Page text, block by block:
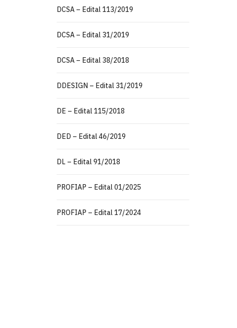
DCSA – Edital 113/2019
DCSA – Edital 31/2019
DCSA – Edital 38/2018
DDESIGN – Edital 31/2019
DE – Edital 115/2018
DED – Edital 46/2019
DL – Edital 91/2018
PROFIAP – Edital 01/2025
PROFIAP – Edital 17/2024